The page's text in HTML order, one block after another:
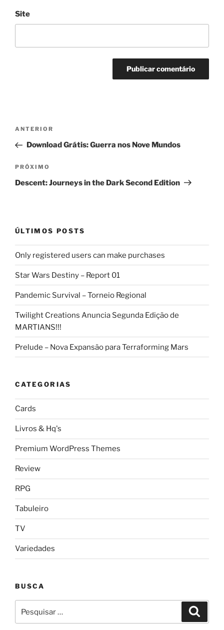
Site
Navegação
Post
Post
anterior
ANTERIOR
Download Grátis: Guerra nos Nove Mundos
Próximo
post
PRÓXIMO
Descent: Journeys in the Dark Second Edition
ÚLTIMOS POSTS
Only registered users can make purchases
Star Wars Destiny – Report 01
Pandemic Survival – Torneio Regional
Twilight Creations Anuncia Segunda Edição de
MARTIANS!!!
Prelude – Nova Expansão para Terraforming Mars
CATEGORIAS
Cards
Livros & Hq's
Premium WordPress Themes
Review
RPG
Tabuleiro
TV
Variedades
BUSCA
por: